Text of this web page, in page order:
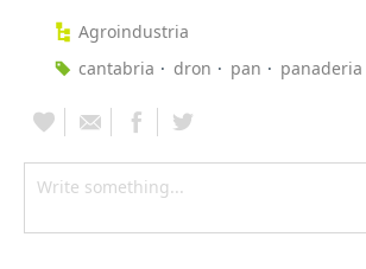
Agroindustria
cantabria
dron pan panaderia